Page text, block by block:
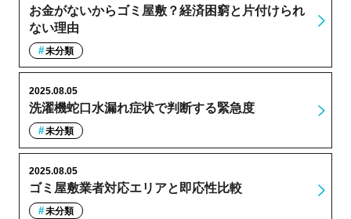
お金がないからゴミ屋敷？経済困窮と片付けられ
ない理由
未分類
洗濯機蛇口水漏れ症状で判断する緊急度
2025.08.05
未分類
ゴミ屋敷業者対応エリアと即応性比較
2025.08.05
未分類